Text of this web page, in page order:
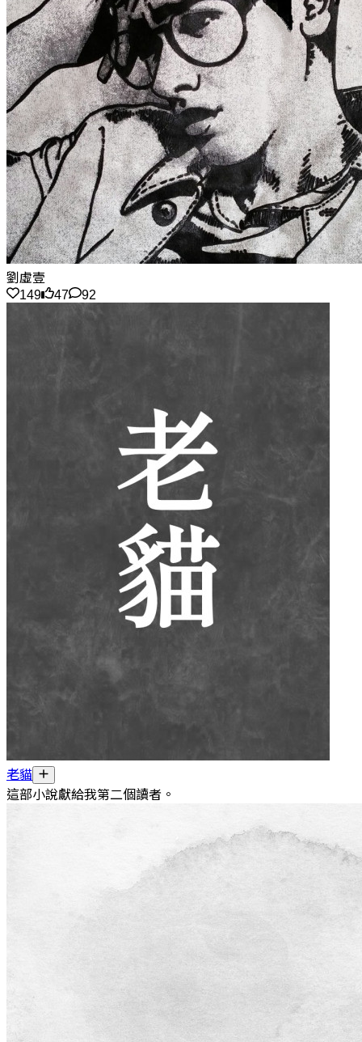
劉虛壹
149
47 92
老貓
這部小說獻給我第二個讀者。